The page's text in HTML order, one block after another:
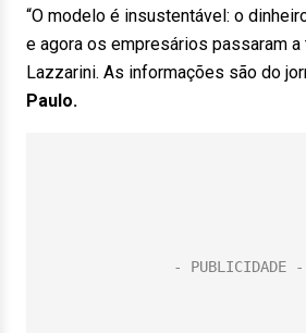
“O modelo é insustentável: o
e agora os empresários passaram a
Lazzarini. As informações são do
Paulo.